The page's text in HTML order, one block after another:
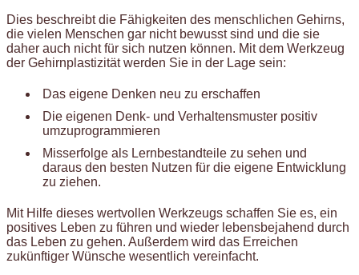
Dies beschreibt die Fähigkeiten des menschlichen Gehirns,
die vielen Menschen gar nicht bewusst sind und die sie
daher auch nicht für sich nutzen können. Mit dem Werkzeug
der Gehirnplastizität werden Sie in der Lage sein:
Das eigene Denken neu zu erschaffen
Die eigenen Denk- und Verhaltensmuster positiv
umzuprogrammieren
Misserfolge als Lernbestandteile zu sehen und
daraus den besten Nutzen für die eigene Entwicklung
zu ziehen.
Mit Hilfe dieses wertvollen Werkzeugs schaffen Sie es, ein
positives Leben zu führen und wieder lebensbejahend durch
das Leben zu gehen. Außerdem wird das Erreichen
zukünftiger Wünsche wesentlich vereinfacht.